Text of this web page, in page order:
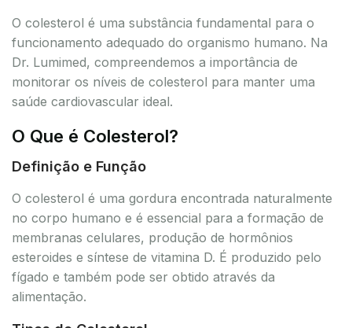
O colesterol é uma substância fundamental para o
funcionamento adequado do organismo humano. Na
Dr. Lumimed, compreendemos a importância de
monitorar os níveis de colesterol para manter uma
saúde cardiovascular ideal.
O Que é Colesterol?
Definição e Função
O colesterol é uma gordura encontrada naturalmente
no corpo humano e é essencial para a formação de
membranas celulares, produção de hormônios
esteroides e síntese de vitamina D. É produzido pelo
fígado e também pode ser obtido através da
alimentação.